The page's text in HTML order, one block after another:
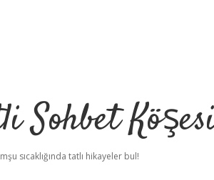
Sohbet
sıcaklığında tatlı hikayeler bul!